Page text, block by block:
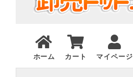
ホーム カート マイページ